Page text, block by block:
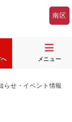
南区
へ メニュー
らせ・イベント情報